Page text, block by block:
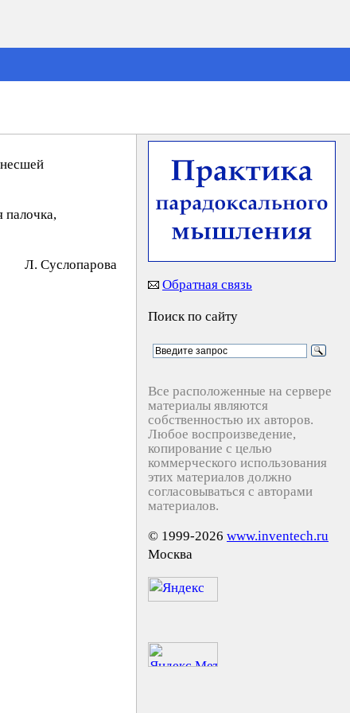
палочка,
Л. Cycлoпapoвa
Обратная связь
Поиск по сайту
Все расположенные на сервере
материалы являются
собственностью их авторов.
Любое воспроизведение,
копирование с целью
коммерческого использования
этих материалов должно
согласовываться с авторами
материалов.
© 1999-2026 www.inventech.ru
Москва